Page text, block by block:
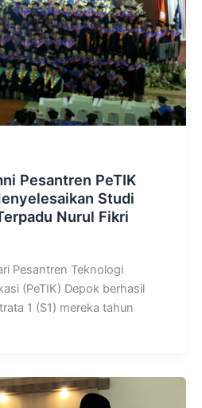
Pesantren PeTIK
Studi
Nurul Fikri
Pesantren Teknologi
(PeTIK) Depok berhasil
1 (S1) mereka tahun